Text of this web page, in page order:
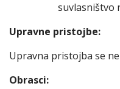
suvlasništvo
Upravne pristojbe:
Upravna pristojba se
Obrasci: